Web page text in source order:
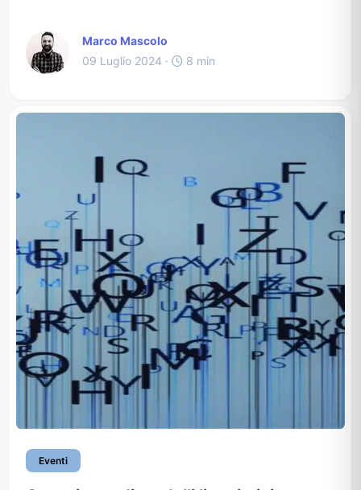
Marco Mascolo
09 Luglio 2024 ·
8 min
Eventi